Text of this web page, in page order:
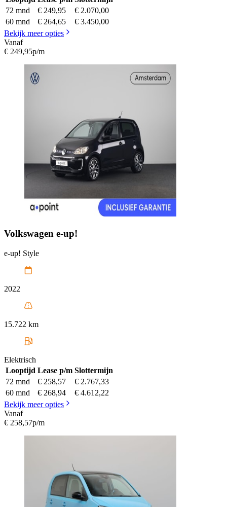
72 mnd
€ 249,95
€ 2.070,00
60 mnd
€ 264,65
€ 3.450,00
Bekijk meer opties
Vanaf
€ 249,95p/m
Volkswagen e-up!
e-up! Style
2022
15.722 km
Elektrisch
Looptijd Lease p/m Slottermijn
72 mnd
€ 258,57
€ 2.767,33
60 mnd
€ 268,94
€ 4.612,22
Bekijk meer opties
Vanaf
€ 258,57p/m